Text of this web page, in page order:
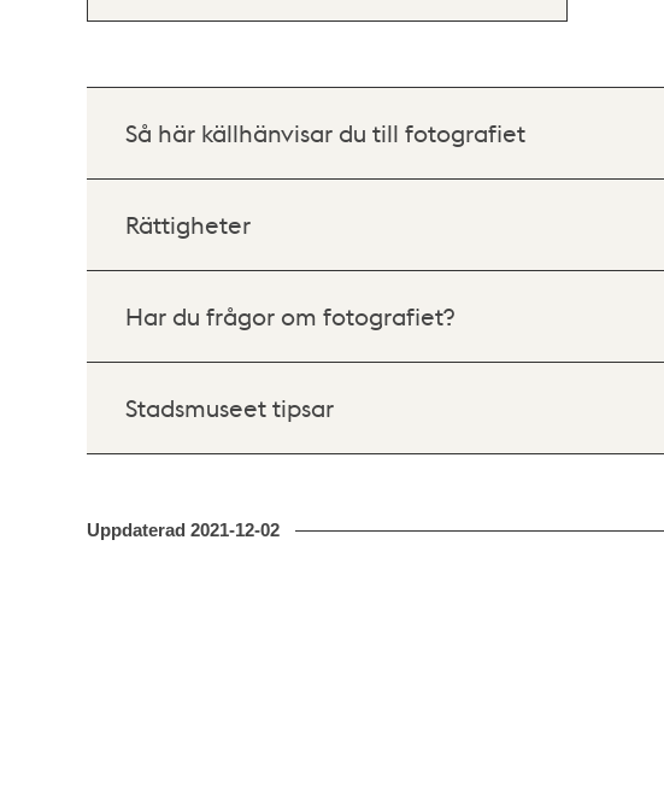
Så här källhänvisar du till fotografiet
Rättigheter
Har du frågor om fotografiet?
Stadsmuseet tipsar
Uppdaterad 2021-12-02